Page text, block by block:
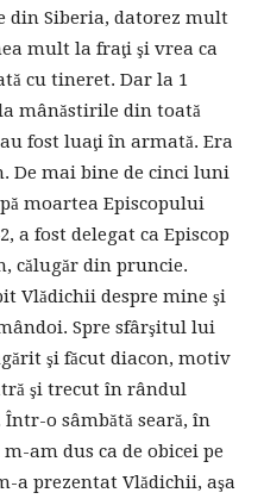
din Siberia, datorez mult
mult la fraţi şi vrea ca
cu tineret. Dar la 1
mânăstirile din toată
fost luaţi în armată. Era
De mai bine de cinci luni
moartea Episcopului
a fost delegat ca Episcop
călugăr din pruncie.
Vlădichii despre mine şi
Spre sfârşitul lui
şi făcut diacon, motiv
şi trecut în rândul
o sâmbătă seară, în
am dus ca de obicei pe
a prezentat Vlădichii, aşa